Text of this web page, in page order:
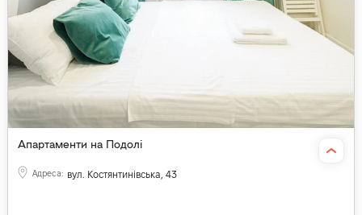
Апартаменти на Подолі
Адреса: вул. Костянтинівська, 43